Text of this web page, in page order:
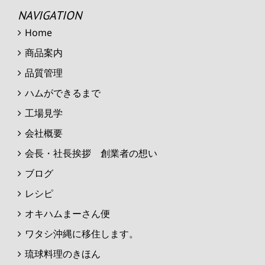
NAVIGATION
Home
商品案内
品質管理
ハムができるまで
工場見学
会社概要
会長・社長挨拶 創業者の想い
ブログ
レシピ
オキハムまーさん便
ワタシ沖縄に移住します。
琉球料理のきほん